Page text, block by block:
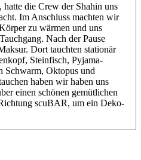
die Crew der Shahin uns
Im Anschluss machten wir
zu wärmen und uns
Nach der Pause
Dort tauchten stationär
Steinfisch, Pyjama-
Schwarm, Oktopus und
haben wir haben uns
einen schönen gemütlichen
scuBAR, um ein Deko-